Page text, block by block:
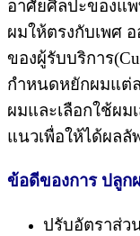
อาศัยศิลปะของแ
ผมให้ตรงกับเพศ
ของผู้รับบริการ
กำหนดหยักผมแต่
ผมและเลือกใช้ผม
แนวเพื่อให้ได้ผล
ข้อดีของการ ปลูก
ปรับอัตราส่ว